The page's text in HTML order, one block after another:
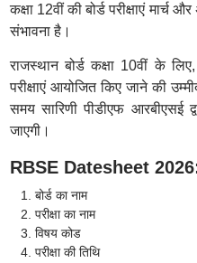
कक्षा 12वीं की बोर्ड परीक्षाएं
संभावना है।
राजस्थान बोर्ड कक्षा 10वीं के
परीक्षाएं आयोजित किए जाने की
समय सारिणी पीडीएफ आरबीएसई
जाएगी।
RBSE Datesheet
बोर्ड का नाम
परीक्षा का नाम
विषय कोड
परीक्षा की तिथि